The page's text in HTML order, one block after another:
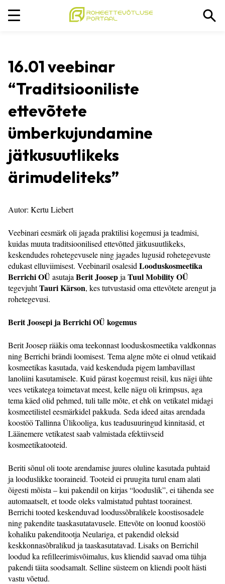
16.01 veebinar
“Traditsiooniliste
ettevõtete
ümberkujundamine
jätkusuutlikeks
ärimudeliteks”
Autor: Kertu Liebert
Veebinari eesmärk oli jagada praktilisi kogemusi ja teadmisi,
kuidas muuta traditsioonilised ettevõtted jätkusuutlikeks,
keskendudes rohetegevusele ning jagades lugusid rohetegevuste
edukast elluviimisest. Veebinaril osalesid Looduskosmeetika
Berrichi OÜasutaja Berit Joosepja Tuul Mobility OÜ
tegevjuhtTauri Kärson, kes tutvustasid oma ettevõtete arengut ja
rohetegevusi.
Berit Joosepi ja Berrichi OÜ kogemus
Berit Joosep rääkis oma teekonnast looduskosmeetika valdkonnas
ning Berrichi brändi loomisest. Tema algne mõte ei olnud vetikaid
kosmeetikas kasutada, vaid keskenduda pigem lambavillast
lanoliini kasutamisele. Kuid pärast kogemust reisil, kus nägi ühte
vees vetikatega toimetavat meest, kelle nägu oli krimpsus, aga
tema käed olid pehmed, tuli talle mõte, et ehk on vetikatel midagi
kosmeetilistel eesmärkidel pakkuda. Seda ideed aitas arendada
koostöö Tallinna Ülikooliga, kus teadusuuringud kinnitasid, et
Läänemere vetikatest saab valmistada efektiivseid
kosmeetikatooteid.
Beriti sõnul oli toote arendamise juures oluline kasutada puhtaid
ja looduslikke tooraineid. Tooteid ei pruugita turul enam alati
õigesti mõista – kui pakendil on kirjas “looduslik”, ei tähenda see
automaatselt, et toode oleks valmistatud puhtast toorainest.
Berrichi tooted keskenduvad loodussõbralikele koostisosadele
ning pakendite taaskasutatavusele. Ettevõte on loonud koostöö
kohaliku pakenditootja Neulariga, et pakendid oleksid
keskkonnasõbralikud ja taaskasutatavad. Lisaks on Berrichil
loodud ka refilleerimisvõimalus, kus kliendid saavad oma tühja
pakendi täita soodsamalt. Selline süsteem on kliendi poolt hästi
vastu võetud.